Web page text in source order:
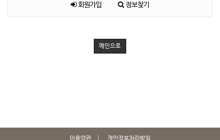
회원가입 정보찾기
메인으로
이용약관 개인정보처리방침